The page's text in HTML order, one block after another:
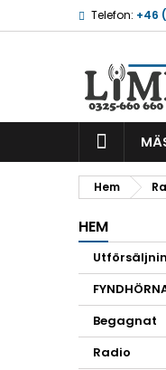
Telefon: +46
Hem
HEM
Begagnat
Radio